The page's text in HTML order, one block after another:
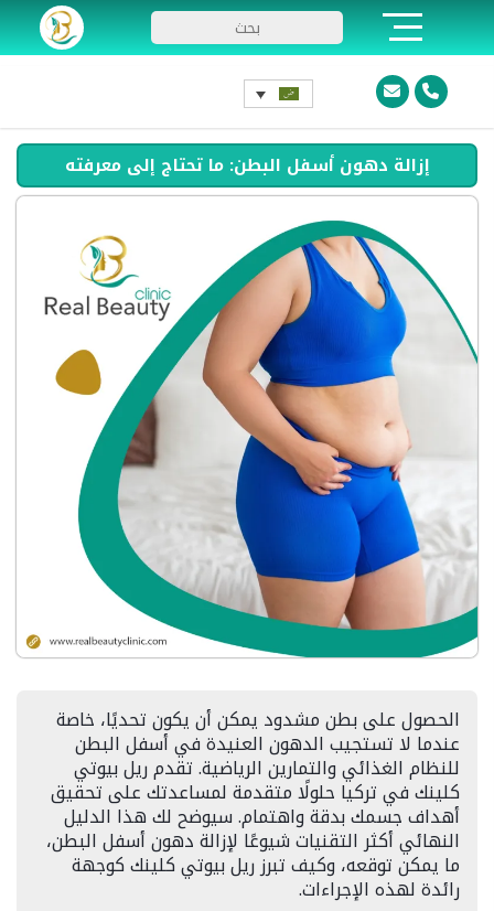
إزالة دهون أسفل البطن: ما تحتاج إلى معرفته
الحصول على بطن مشدود يمكن أن يكون تحديًا، خاصة
عندما لا تستجيب الدهون العنيدة في أسفل البطن
للنظام الغذائي والتمارين الرياضية. تقدم ريل بيوتي
كلينك في تركيا حلولًا متقدمة لمساعدتك على تحقيق
أهداف جسمك بدقة واهتمام. سيوضح لك هذا الدليل
النهائي أكثر التقنيات شيوعًا لإزالة دهون أسفل البطن،
ما يمكن توقعه، وكيف تبرز ريل بيوتي كلينك كوجهة
رائدة لهذه الإجراءات.